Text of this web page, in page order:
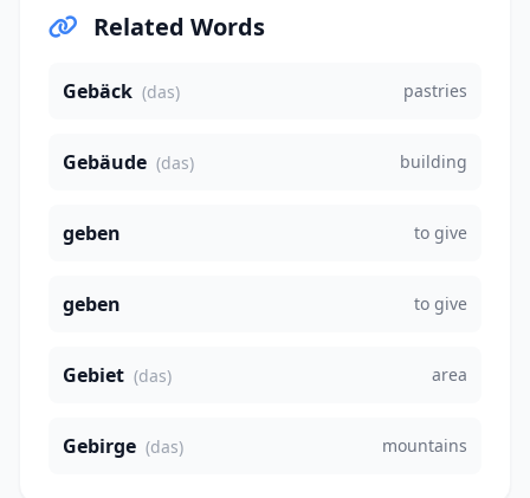
Related Words
Gebäck (das) pastries
Gebäude (das) building
geben to give
geben to give
Gebiet (das) area
Gebirge (das) mountains